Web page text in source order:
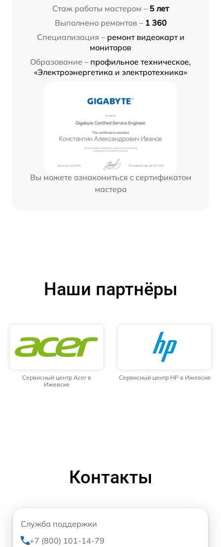
Стаж работы мастером – 5 лет
Выполнено ремонтов – 1 360
Специализация – ремонт видеокарт и
мониторов
Образование – профильное техническое,
«Электроэнергетика и электротехника»
Вы можете ознакомиться с сертификатом
мастера
Наши партнёры
Сервисный центр Acer в
Ижевске
Сервисный центр HP в Ижевске
Контакты
Служба поддержки
+7 (800) 101-14-79